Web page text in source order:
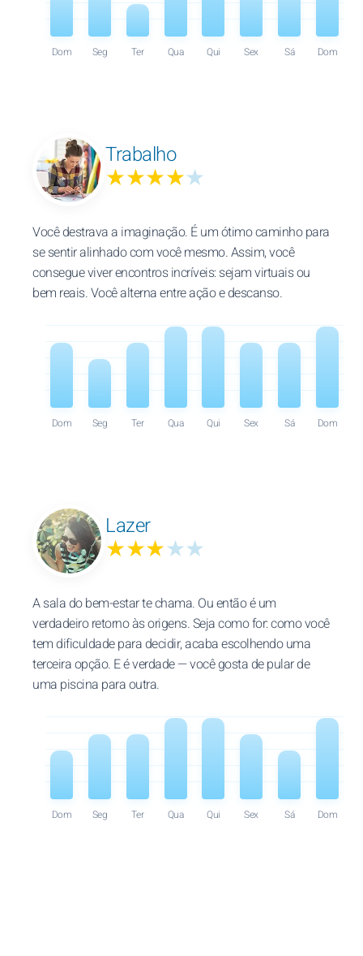
Dom Seg Ter Qua Qui Sex Sá Dom
Trabalho
★★★★★
Você destrava a imaginação. É um ótimo caminho para
se sentir alinhado com você mesmo. Assim, você
consegue viver encontros incríveis: sejam virtuais ou
bem reais. Você alterna entre ação e descanso.
Dom Seg Ter Qua Qui Sex Sá Dom
Lazer
★★★★★
A sala do bem-estar te chama. Ou então é um
verdadeiro retorno às origens. Seja como for: como você
tem dificuldade para decidir, acaba escolhendo uma
terceira opção. E é verdade — você gosta de pular de
uma piscina para outra.
Dom Seg Ter Qua Qui Sex Sá Dom